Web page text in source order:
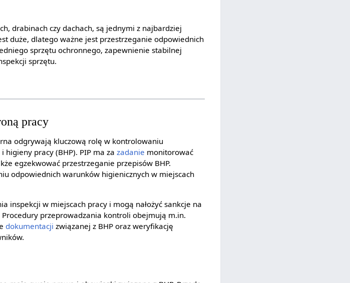
drabinach czy dachach, są jednymi z najbardziej
duże, dlatego ważne jest przestrzeganie odpowiednich
sprzętu ochronnego, zapewnienie stabilnej
sprzętu.
pracy
odgrywają kluczową rolę w kontrolowaniu
higieny pracy (BHP). PIP ma zazadanie monitorować
egzekwować przestrzeganie przepisów BHP.
odpowiednich warunków higienicznych w miejscach
inspekcji w miejscach pracy i mogą nałożyć sankcje na
przeprowadzania kontroli obejmują m.in.
dokumentacji związanej z BHP oraz weryfikację